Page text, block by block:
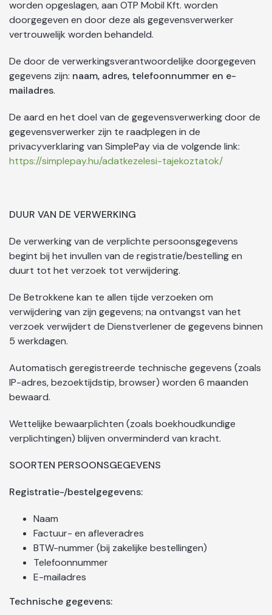
worden opgeslagen, aan OTP Mobil Kft. worden
doorgegeven en door deze als gegevensverwerker
vertrouwelijk worden behandeld.
De door de verwerkingsverantwoordelijke doorgegeven
gegevens zijn: naam, adres, telefoonnummer en e-
mailadres.
De aard en het doel van de gegevensverwerking door de
gegevensverwerker zijn te raadplegen in de
privacyverklaring van SimplePay via de volgende link:
https://simplepay.hu/adatkezelesi-tajekoztatok/
DUUR VAN DE VERWERKING
De verwerking van de verplichte persoonsgegevens
begint bij het invullen van de registratie/bestelling en
duurt tot het verzoek tot verwijdering.
De Betrokkene kan te allen tijde verzoeken om
verwijdering van zijn gegevens; na ontvangst van het
verzoek verwijdert de Dienstverlener de gegevens binnen
5 werkdagen.
Automatisch geregistreerde technische gegevens (zoals
IP-adres, bezoektijdstip, browser) worden 6 maanden
bewaard.
Wettelijke bewaarplichten (zoals boekhoudkundige
verplichtingen) blijven onverminderd van kracht.
SOORTEN PERSOONSGEGEVENS
Registratie-/bestelgegevens:
Naam
Factuur- en afleveradres
BTW-nummer (bij zakelijke bestellingen)
Telefoonnummer
E-mailadres
Technische gegevens: